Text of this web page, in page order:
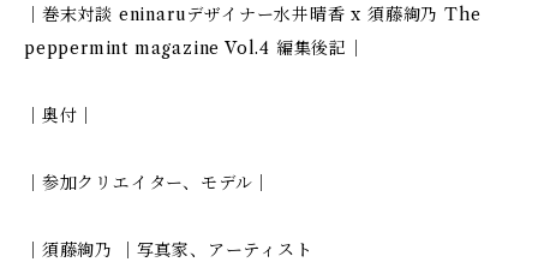
｜巻末対談 eninaruデザイナー水井晴香 x 須藤絢乃 The
peppermint magazine Vol.4 編集後記｜
｜奥付｜
｜参加クリエイター、モデル｜
｜須藤絢乃 ｜写真家、アーティスト